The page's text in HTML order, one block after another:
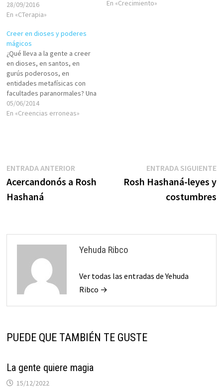
manera incomprensible para
nuestra mente limitada por el
Esencial, la NESHAMÁ
(espíritu) desdibuja las
diferencias que se imponen a
causa del materialismo. Si
estuviéramos absolutamente
en…
28/09/2016
En «CTerapia»
En «Crecimiento»
Creer en dioses y poderes
mágicos
¿Qué lleva a la gente a creer
en dioses, en santos, en
gurús poderosos, en
entidades metafísicas con
facultades paranormales? Una
respuesta es que Dios, el Uno
y Único existe, es el Creador y
05/06/2014
En «Creencias erroneas»
Navegación
de
ENTRADA ANTERIOREntrada
anterior:
Acercandonós a Rosh
Hashaná
ENTRADA SIGUIENTE
Rosh Hashaná-leyes y
costumbres
Yehuda Ribco
Ver todas las entradas de Yehuda
Ribco →
PUEDE QUE TAMBIÉN TE GUSTE
La gente quiere magia
15/12/2022